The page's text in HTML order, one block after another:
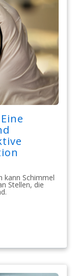
kann Schimmel
Stellen, die